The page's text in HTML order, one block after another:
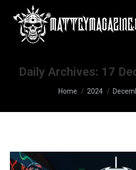
Daily Archives: 17
You are here:
Home 2024